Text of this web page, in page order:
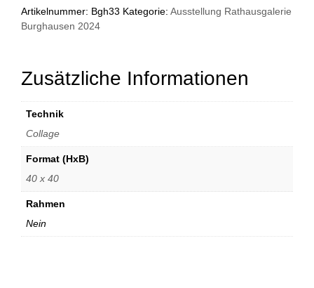
Artikelnummer: Bgh33 Kategorie: Ausstellung Rathausgalerie
Burghausen 2024
Zusätzliche Informationen
Technik
Collage
Format (HxB)
40 x 40
Rahmen
Nein